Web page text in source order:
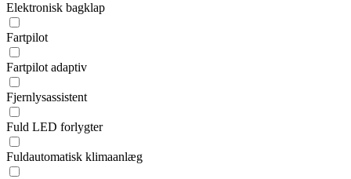
Elektronisk bagklap
Fartpilot
Fartpilot adaptiv
Fjernlysassistent
Fuld LED forlygter
Fuldautomatisk klimaanlæg